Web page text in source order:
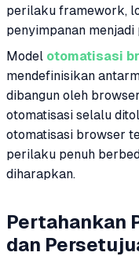
perilaku framework,
penyimpanan menjadi
Model otomatisasi
mendefinisikan
dibangun oleh
otomatisasi selalu
otomatisasi browser
perilaku penuh
diharapkan.
Pertahankan
dan